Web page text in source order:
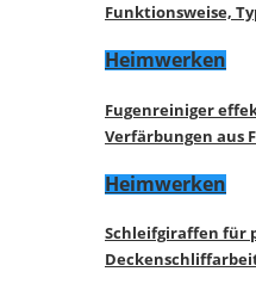
Funktionsweise,
Heimwerken
Fugenreiniger
Verfärbungen aus
Heimwerken
Schleifgiraffen für